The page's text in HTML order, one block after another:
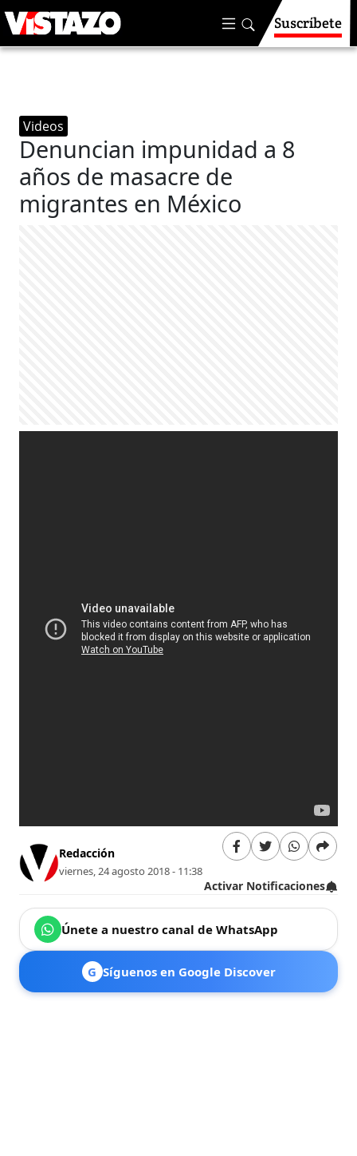
Suscríbete
Videos
Denuncian impunidad a 8
años de masacre de
migrantes en México
Redacción
viernes, 24 agosto 2018 - 11:38
Activar Notificaciones
Únete a nuestro canal de WhatsApp
G Síguenos en Google Discover